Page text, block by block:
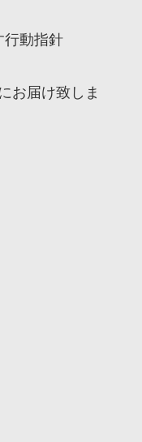
行動指針
お届け致しま